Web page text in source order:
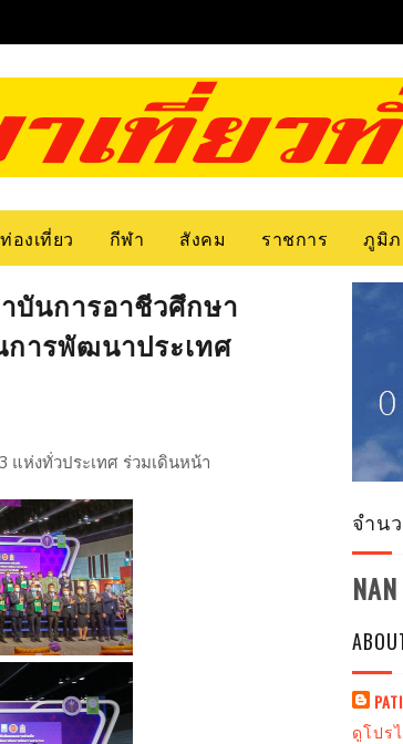
ท่องเที่ยว กีฬา สังคม ราชการ ภูมิ
บันการอาชีวศึกษา
การพัฒนาประเทศ
แห่งทั่วประเทศ ร่วมเดินหน้า
จำน
NAN
ดูโปร